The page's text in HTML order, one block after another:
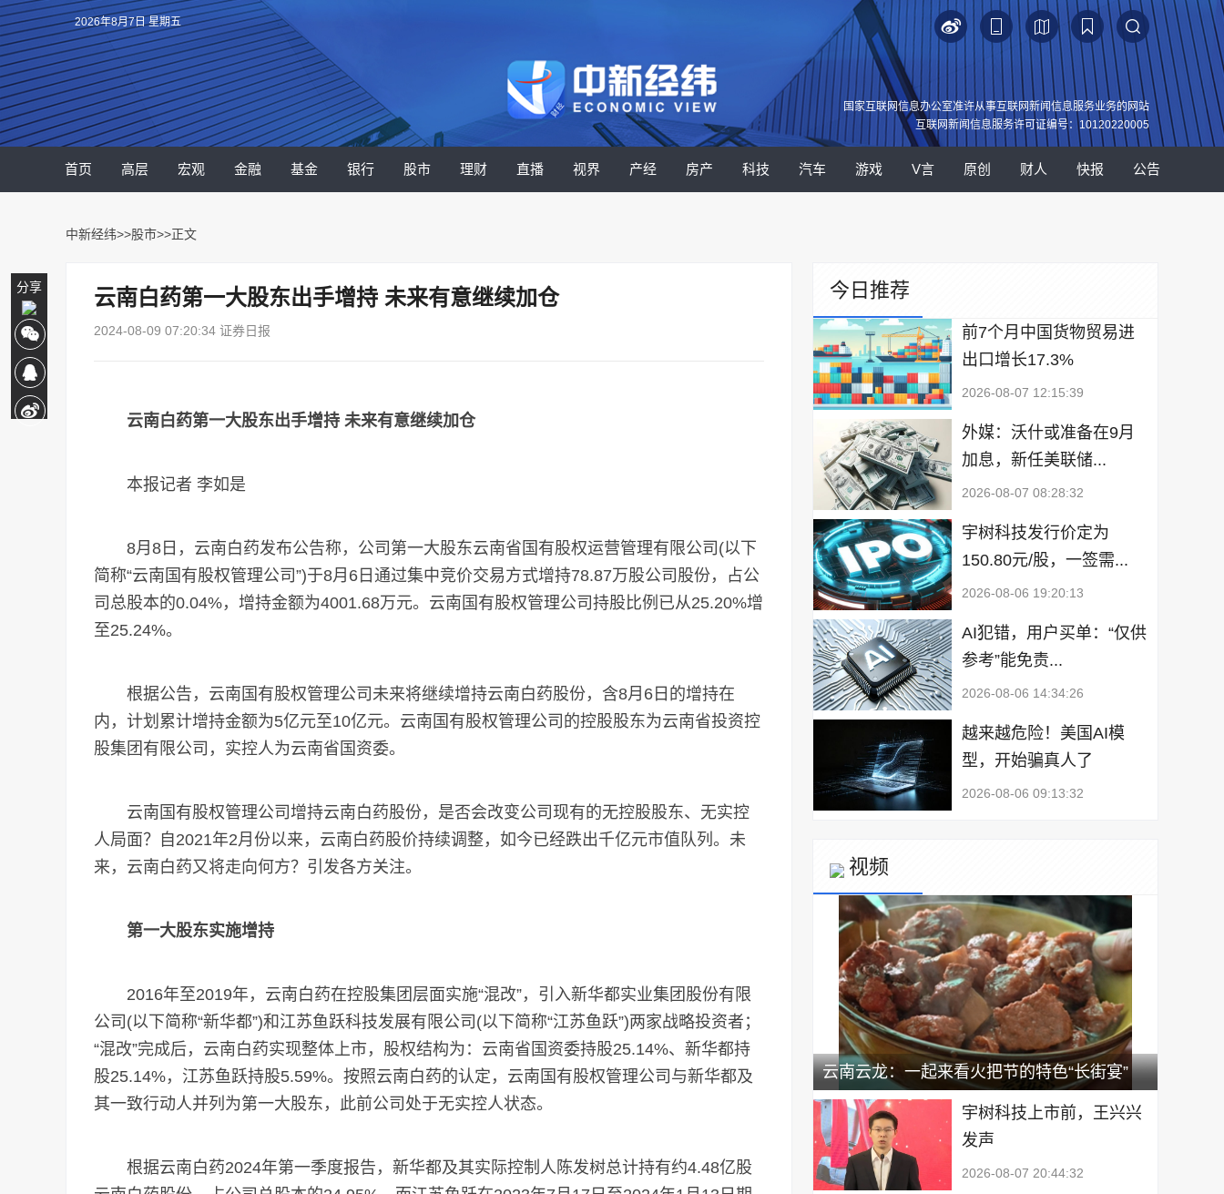
分享
2026年8月7日 星期五
国家互联网信息办公室准许从事互联网新闻信息服务业务的网站
互联网新闻信息服务许可证编号：10120220005
首页 高层 宏观 金融 基金 银行 股市 理财 直播 视界 产经 房产 科技 汽车 游戏 V言 原创 财人 快报 公告
中新经纬>>股市>>正文
云南白药第一大股东出手增持 未来有意继续加仓
2024-08-09 07:20:34 证券日报
云南白药第一大股东出手增持 未来有意继续加仓
本报记者 李如是
8月8日，云南白药发布公告称，公司第一大股东云南省国有股权运营管理有限公司(以下
简称“云南国有股权管理公司”)于8月6日通过集中竞价交易方式增持78.87万股公司股份，占公
司总股本的0.04%，增持金额为4001.68万元。云南国有股权管理公司持股比例已从25.20%增
至25.24%。
根据公告，云南国有股权管理公司未来将继续增持云南白药股份，含8月6日的增持在
内，计划累计增持金额为5亿元至10亿元。云南国有股权管理公司的控股股东为云南省投资控
股集团有限公司，实控人为云南省国资委。
云南国有股权管理公司增持云南白药股份，是否会改变公司现有的无控股股东、无实控
人局面？自2021年2月份以来，云南白药股价持续调整，如今已经跌出千亿元市值队列。未
来，云南白药又将走向何方？引发各方关注。
第一大股东实施增持
2016年至2019年，云南白药在控股集团层面实施“混改”，引入新华都实业集团股份有限
公司(以下简称“新华都”)和江苏鱼跃科技发展有限公司(以下简称“江苏鱼跃”)两家战略投资者；
“混改”完成后，云南白药实现整体上市，股权结构为：云南省国资委持股25.14%、新华都持
股25.14%，江苏鱼跃持股5.59%。按照云南白药的认定，云南国有股权管理公司与新华都及
其一致行动人并列为第一大股东，此前公司处于无实控人状态。
根据云南白药2024年第一季度报告，新华都及其实际控制人陈发树总计持有约4.48亿股
今日推荐
前7个月中国货物贸易进
出口增长17.3%
2026-08-07 12:15:39
外媒：沃什或准备在9月
加息，新任美联储...
2026-08-07 08:28:32
宇树科技发行价定为
150.80元/股，一签需...
2026-08-06 19:20:13
AI犯错，用户买单：“仅供
参考”能免责...
2026-08-06 14:34:26
越来越危险！美国AI模
型，开始骗真人了
2026-08-06 09:13:32
视频
云南云龙：一起来看火把节的特色“长街宴”
宇树科技上市前，王兴兴
发声
2026-08-07 20:44:32